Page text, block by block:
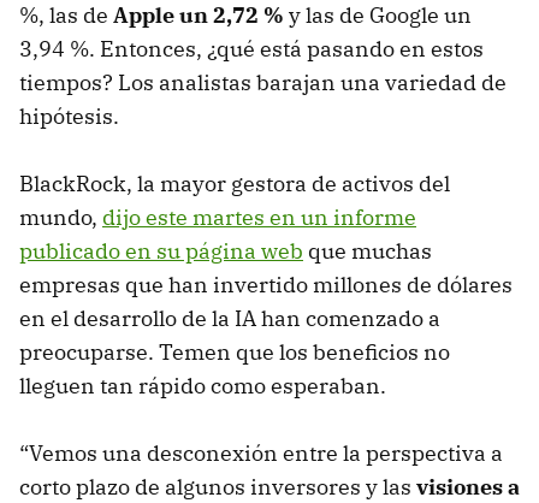
%, las de Apple un 2,72 % y las de Google un
3,94 %. Entonces, ¿qué está pasando en estos
tiempos? Los analistas barajan una variedad de
hipótesis.
BlackRock, la mayor gestora de activos del
mundo, dijo este martes en un informe
publicado en su página web que muchas
empresas que han invertido millones de dólares
en el desarrollo de la IA han comenzado a
preocuparse. Temen que los beneficios no
lleguen tan rápido como esperaban.
“Vemos una desconexión entre la perspectiva a
corto plazo de algunos inversores y las visiones a